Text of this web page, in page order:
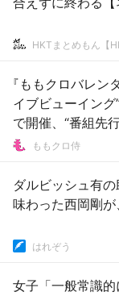
HKTまとめもん【
『ももクロバレン
イブビューイン
で開催、“番組先
ももクロ侍
ダルビッシュ有
味わった西岡剛
はれぞう
女子「一般常識